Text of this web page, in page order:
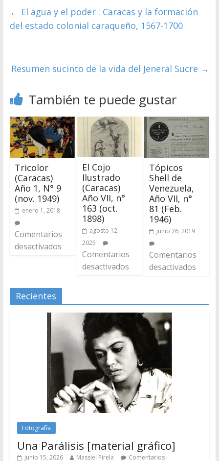
← El agua y el poder : Caracas y la formación
del estado colonial caraqueño, 1567-1700
Resumen sucinto de la vida del Jeneral Sucre →
También te puede gustar
Tricolor
(Caracas)
Año 1, N° 9
(nov. 1949)
enero 1, 2018
Comentarios
desactivados
El Cojo
Ilustrado
(Caracas)
Año VII, n°
163 (oct.
1898)
agosto 12,
2025
Comentarios
desactivados
Tópicos
Shell de
Venezuela,
Año VII, n°
81 (Feb.
1946)
junio 26, 2019
Comentarios
desactivados
Recientes
Fotografía
Una Parálisis [material gráfico]
junio 15, 2026 Massiel Pirela Comentarios